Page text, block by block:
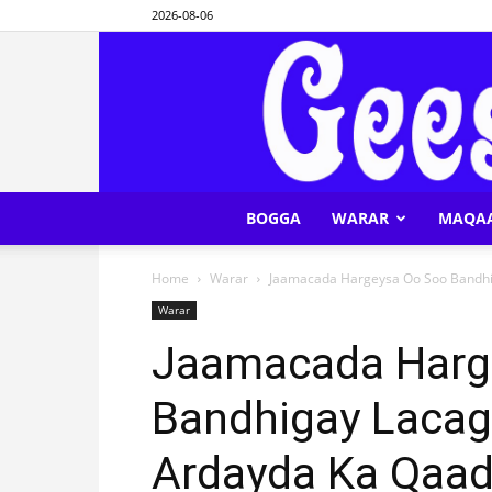
2026-08-06
BOGGA WARAR
Home Warar Jaamacada Hargeysa Oo Soo
Warar
Jaamacada
Bandhigay
Ardayda Ka